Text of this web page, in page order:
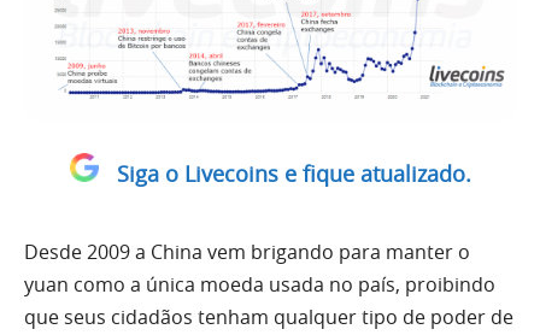
Siga o Livecoins e fique atualizado.
Desde 2009 a China vem brigando para manter o
yuan como a única moeda usada no país, proibindo
que seus cidadãos tenham qualquer tipo de poder de